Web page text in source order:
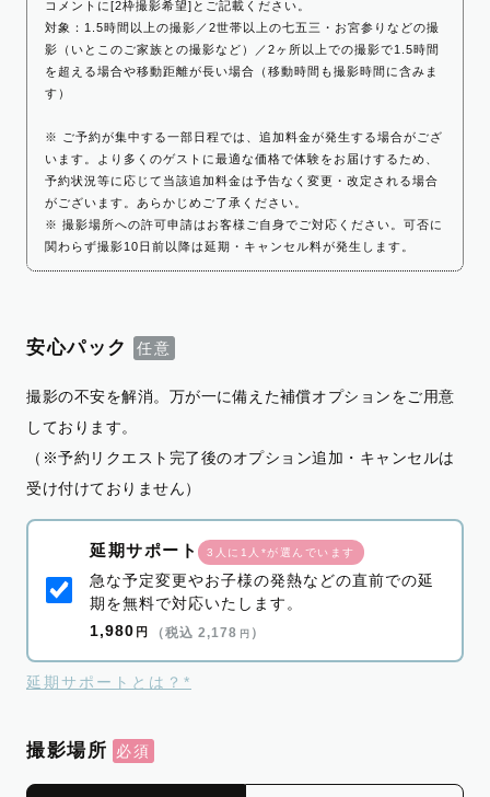
コメントに[2枠撮影希望]とご記載ください。
対象：1.5時間以上の撮影／2世帯以上の七五三・お宮参りなどの撮
影（いとこのご家族との撮影など）／2ヶ所以上での撮影で1.5時間
を超える場合や移動距離が長い場合（移動時間も撮影時間に含みま
す）
※ ご予約が集中する一部日程では、追加料金が発生する場合がござ
います。より多くのゲストに最適な価格で体験をお届けするため、
予約状況等に応じて当該追加料金は予告なく変更・改定される場合
がございます。あらかじめご了承ください。
※ 撮影場所への許可申請はお客様ご自身でご対応ください。可否に
関わらず撮影10日前以降は延期・キャンセル料が発生します。
安心パック
撮影の不安を解消。万が一に備えた補償オプションをご用意
しております。
（※予約リクエスト完了後のオプション追加・キャンセルは
受け付けておりません）
延期サポート 3人に1人*が選んでいます
急な予定変更やお子様の発熱などの直前での延
期を無料で対応いたします。
1,980 円 （税込 2,178 円 ）
延期サポートとは？*
撮影場所